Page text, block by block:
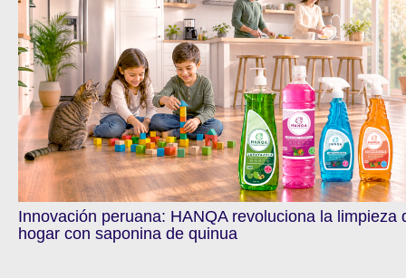
Innovación peruana: HANQA revoluciona la limpieza
hogar con saponina de quinua